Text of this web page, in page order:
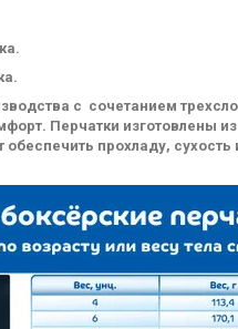
с сочетанием
Перчатки изготовлены
обеспечить прохладу,